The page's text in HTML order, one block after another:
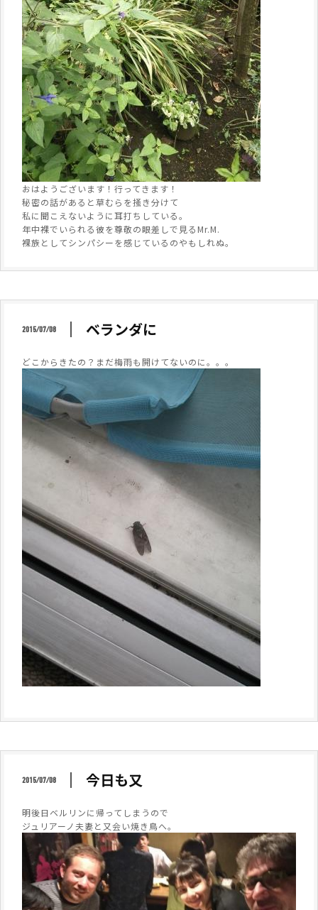
おはようございます！行ってきます！
秘密の話があると草むらを掻き分けて
私に聞こえないように耳打ちしている。
年中裸でいられる彼を尊敬の眼差しで見るMr.M.
裸族としてシンパシーを感じているのやもしれぬ。
2015/07/08 ベランダに
どこからきたの？まだ梅雨も開けてないのに。。。
2015/07/08 今日も又
明後日ベルリンに帰ってしまうので
ジュリアーノ夫妻と又会い焼き鳥へ。